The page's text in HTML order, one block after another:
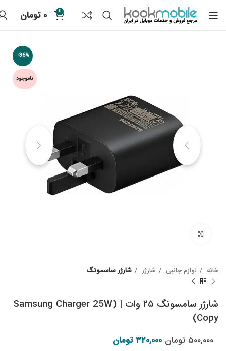
0 ۰ تومان
-36%
ناموجود
خانه لوازم جانبی شارژر شارژر سامسونگ
شارژر سامسونگ ۲۵ وات | (Samsung Charger 25W
(Copy
۵۰۰,۰۰۰تومان قیمت اصلی: ۵۰۰,۰۰۰ تومان بود.
۳۲۰,۰۰۰تومان